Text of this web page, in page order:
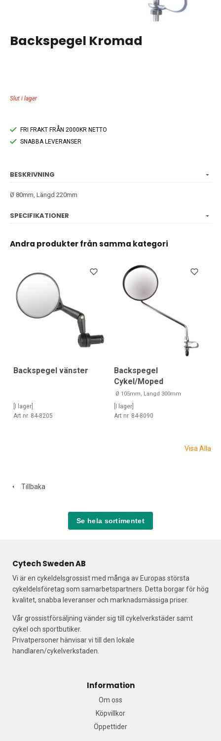
Backspegel Kromad
Slut i lager
FRI FRAKT FRÅN 2000KR NETTO
SNABBA LEVERANSER
BESKRIVNING
Ø 80mm, Längd 220mm
SPECIFIKATIONER
Andra produkter från samma kategori
Backspegel vänster
[I lager]
Art nr. 84-8205
Backspegel
Cykel/Moped
Ø 105mm, Längd 300mm
[I lager]
Art nr. 84-8090
Visa Alla
Tillbaka
Se hela sortimentet
Cytech Sweden AB
Vi är en cykeldelsgrossist med många av Europas största
cykeldelsföretag som samarbetspartners. Detta borgar för hög
kvalitet, snabba leveranser och marknadsmässiga priser.
Vår grossistförsäljning vänder sig till cykelverkstäder samt
cykel och sportbutiker.
Privatpersoner hänvisar vi till den lokale
handlaren/cykelverkstaden.
Information
Om oss
Köpvillkor
Öppettider